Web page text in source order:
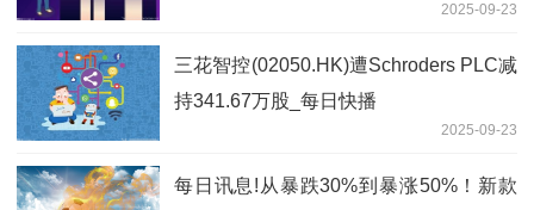
2025-09-23
三花智控(02050.HK)遭Schroders PLC减
持341.67万股_每日快播
2025-09-23
每日讯息!从暴跌30%到暴涨50%！新款